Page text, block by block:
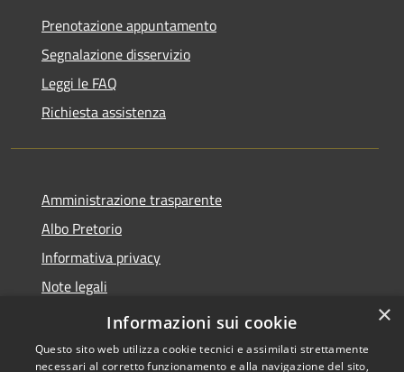
Prenotazione appuntamento
Segnalazione disservizio
Leggi le FAQ
Richiesta assistenza
Amministrazione trasparente
Albo Pretorio
Informativa privacy
Note legali
Dichiarazione di accessibilità
×
Informazioni sui cookie
Questo sito web utilizza cookie tecnici e assimilati strettamente
necessari al corretto funzionamento e alla navigazione del sito,